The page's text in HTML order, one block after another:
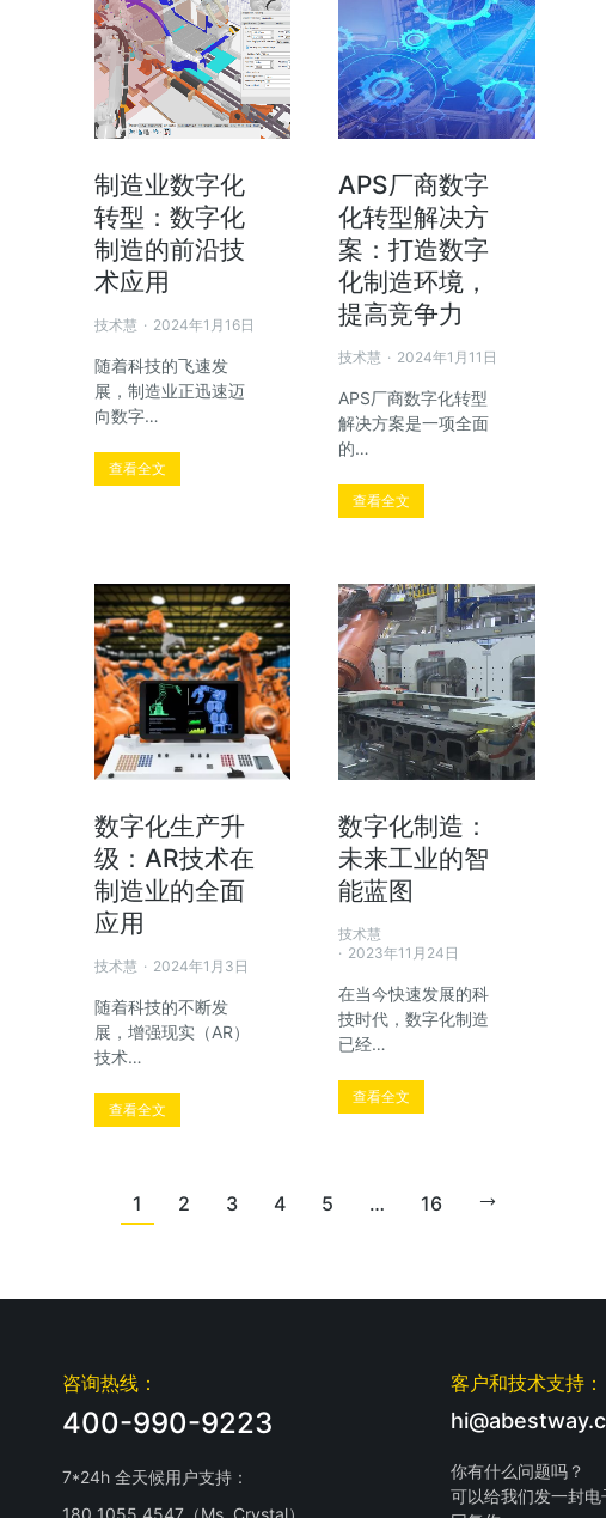
制造业数字化
转型：数字化
制造的前沿技
术应用
技术慧 2024年1月16日
随着科技的飞速发
展，制造业正迅速迈
向数字…
查看全文
APS厂商数字
化转型解决方
案：打造数字
化制造环境，
提高竞争力
技术慧 2024年1月11日
APS厂商数字化转型
解决方案是一项全面
的…
查看全文
数字化生产升
级：AR技术在
制造业的全面
应用
技术慧 2024年1月3日
随着科技的不断发
展，增强现实（AR）
技术…
查看全文
数字化制造：
未来工业的智
能蓝图
技术慧
2023年11月24日
在当今快速发展的科
技时代，数字化制造
已经…
查看全文
1 2 3 4 5 … 16
咨询热线：
400-990-9223
7*24h 全天候用户支持：
客户和技术支持：
你有什么问题吗？
可以给我们发一封